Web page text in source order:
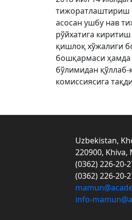
тижоратлаштириш
асосан ушбу нав
рўйхатига
қишлоқ хўжалиги
бошқармаси
бўлимидан
комиссиясига
Uzbekistan,
220900, Khiva,
(0362) 226-20-
(0362) 226-20-
info-